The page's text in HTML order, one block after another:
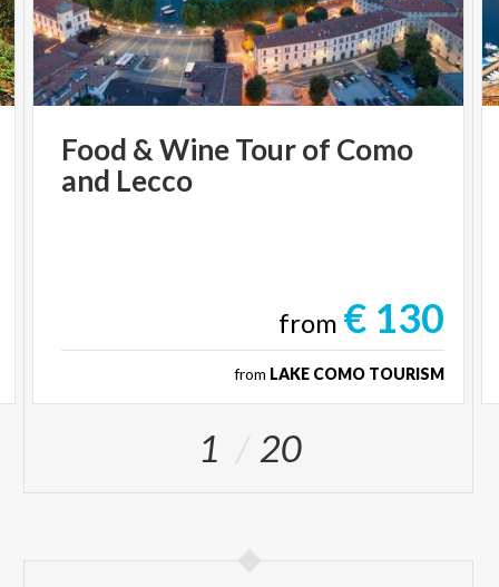
Food &WineTourof Como
and Lecco
from € 130
from LAKE COMO TOURISM
1 20